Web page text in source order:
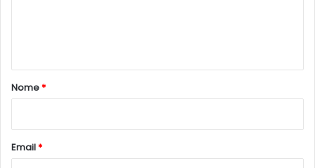
r
*
Nome*
Email*